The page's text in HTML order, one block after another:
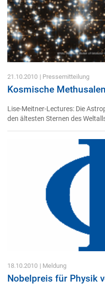
21.10.2010 | Pressemitteilung
Kosmische
Lise-Meitner-Lectures: Die
den ältesten Sternen des
18.10.2010 | Meldung
Nobelpreis für Physik